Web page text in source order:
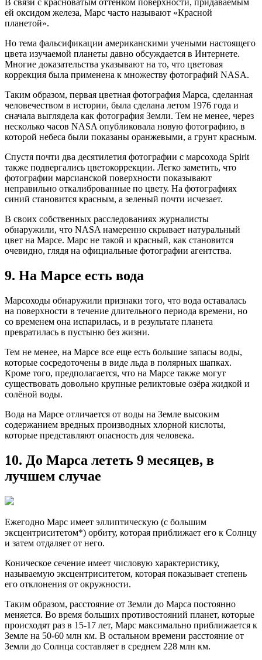
В связи с красноватым оттенком поверхности, придаваемым
ей оксидом железа, Марс часто называют «Красной
планетой».
Но тема фальсификации американскими учеными настоящего
цвета изучаемой планеты давно обсуждается в Интернете.
Многие доказательства указывают на то, что цветовая
коррекция была применена к множеству фотографий NASA.
Таким образом, первая цветная фотография Марса, сделанная
человечеством в истории, была сделана летом 1976 года и
сначала выглядела как фотография Земли. Тем не менее, через
несколько часов NASA опубликовала новую фотографию, в
которой небеса были показаны оранжевыми, а грунт красным.
Спустя почти два десятилетия фотографии с марсохода Spirit
также подвергались цветокоррекции. Легко заметить, что
фотографии марсианской поверхности показывают
неправильно откалиброванные по цвету. На фотографиях
синий становится красным, а зеленый почти исчезает.
В своих собственных расследованиях журналисты
обнаружили, что NASA намеренно скрывает натуральный
цвет на Марсе. Марс не такой и красный, как становится
очевидно, глядя на официальные фотографии агентства.
9. На Марсе есть вода
Марсоходы обнаружили признаки того, что вода оставалась
на поверхности в течение длительного периода времени, но
со временем она испарилась, и в результате планета
превратилась в пустыню без жизни.
Тем не менее, на Марсе все еще есть большие запасы воды,
которые сосредоточены в виде льда в полярных шапках.
Кроме того, предполагается, что на Марсе также могут
существовать довольно крупные реликтовые озёра жидкой и
солёной воды.
Вода на Марсе отличается от воды на Земле высоким
содержанием вредных производных хлорной кислоты,
которые представляют опасность для человека.
10. До Марса лететь 9 месяцев, в
лучшем случае
Ежегодно Марс имеет эллиптическую (с большим
эксцентриситетом*) орбиту, которая приближает его к Солнцу
и затем отдаляет от него.
Коническое сечение имеет числовую характеристику,
называемую эксцентриситетом, которая показывает степень
его отклонения от окружности.
Таким образом, расстояние от Земли до Марса постоянно
меняется. Во время больших противостояний планет, которые
происходят раз в 15-17 лет, Марс максимально приближается к
Земле на 50-60 млн км. В остальном времени расстояние от
Земли до Солнца составляет в среднем 228 млн км.